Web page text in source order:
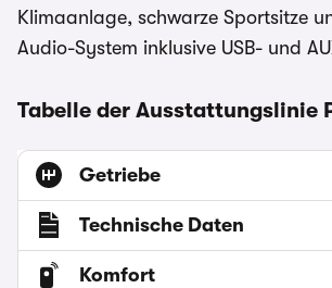
Klimaanlage, schwarze Sportsitze
Audio-System inklusive USB- und
Tabelle der Ausstattungslinie
Getriebe
Technische Daten
Komfort